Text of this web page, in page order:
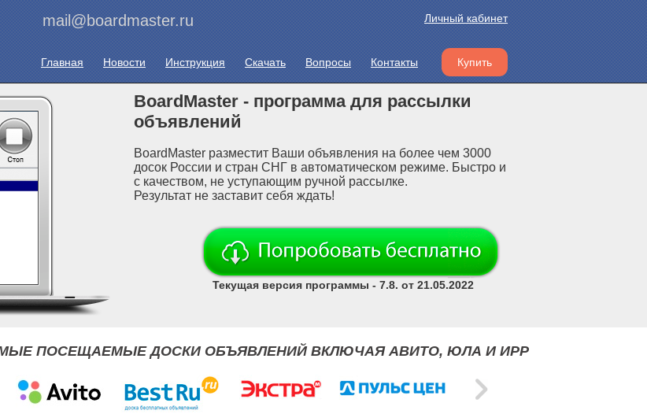
mail@boardmaster.ru Личный кабинет
Главная Новости Инструкция Скачать Вопросы Контакты Купить
BoardMaster - программа для рассылки
объявлений
BoardMaster разместит Ваши объявления на более чем 3000
досок России и стран СНГ в автоматическом режиме. Быстро и
с качеством, не уступающим ручной рассылке.
Результат не заставит себя ждать!
Текущая версия программы - 7.8. от 21.05.2022
ПОСЕЩАЕМЫЕ ДОСКИ ОБЪЯВЛЕНИЙ ВКЛЮЧАЯ АВИТО, ЮЛА И ИРР